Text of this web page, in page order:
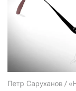
Петр Саруханов /
Если у вас есть
+7 (929) 612-03-68